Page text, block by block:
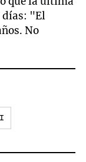
días: "El
No